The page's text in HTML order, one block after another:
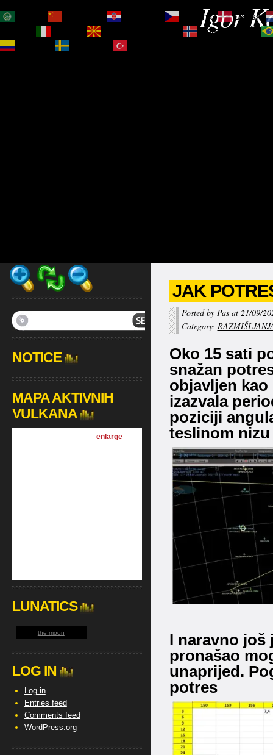
Igor
JAK
Posted by Pas at 21/09/
Category:
Oko 15 sati
snažan
objavljen
izazvala
poziciji
teslinom nizu
I naravno još
pronašao
unaprijed.
potres
NOTICE
MAPA AKTIVNIH
VULKANA
[enlarge
LUNATICS
the moon
LOG IN
Log in
Entries feed
Comments feed
WordPress.org
Čeština‎
Dansk
Norsk bokmål